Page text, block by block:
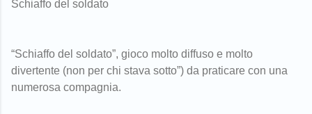
Schiaffo del soldato
“Schiaffo del soldato”, gioco molto diffuso e molto
divertente (non per chi stava sotto”) da praticare con una
numerosa compagnia.